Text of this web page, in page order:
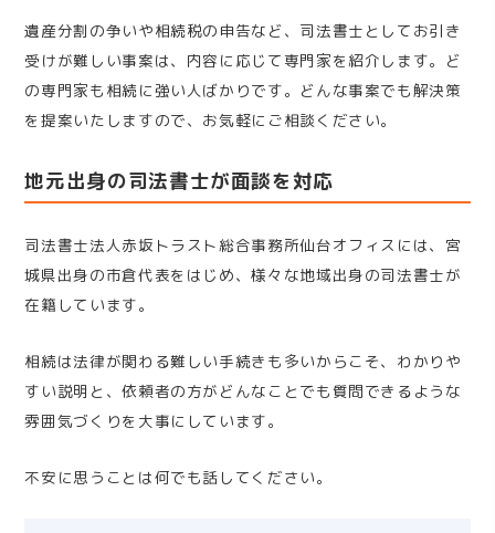
遺産分割の争いや相続税の申告など、司法書士としてお引き
受けが難しい事案は、内容に応じて専門家を紹介します。ど
の専門家も相続に強い人ばかりです。どんな事案でも解決策
を提案いたしますので、お気軽にご相談ください。
地元出身の司法書士が面談を対応
司法書士法人赤坂トラスト総合事務所仙台オフィスには、宮
城県出身の市倉代表をはじめ、様々な地域出身の司法書士が
在籍しています。
相続は法律が関わる難しい手続きも多いからこそ、わかりや
すい説明と、依頼者の方がどんなことでも質問できるような
雰囲気づくりを大事にしています。
不安に思うことは何でも話してください。